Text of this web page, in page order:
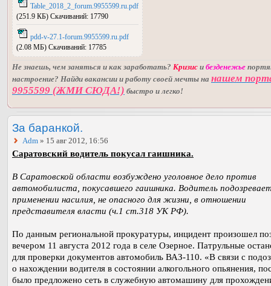
Table_2018_2_forum.9955599.ru.pdf
(251.9 КБ) Скачиваний: 17790
pdd-v-27.1-forum.9955599.ru.pdf
(2.08 МБ) Скачиваний: 17785
Не знаешь, чем заняться и как заработать? Кризис и безденежье
настроение? Найди вакансии и работу своей мечты на нашем
9955599 (ЖМИ СЮДА!) быстро и легко!
За баранкой.
Adm » 15 авг 2012, 16:56
Саратовский водитель покусал гаишника.
В Саратовской области возбуждено уголовное дело против
автомобилиста, покусавшего гаишника. Водитель
применении насилия, не опасного для жизни, в отношении
представителя власти (ч.1 ст.318 УК РФ).
По данным региональной прокуратуры, инцидент произошел
вечером 11 августа 2012 года в селе Озерное. Патрульные
для проверки документов автомобиль ВАЗ-110. «В связи с
о нахождении водителя в состоянии алкогольного опьянения,
было предложено сеть в служебную автомашину для